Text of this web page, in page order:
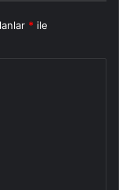
* ile